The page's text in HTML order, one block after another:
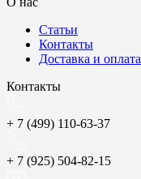
Статьи
Контакты
Доставка и оплата
Контакты
+ 7 (499) 110-63-37
+ 7 (925) 504-82-15